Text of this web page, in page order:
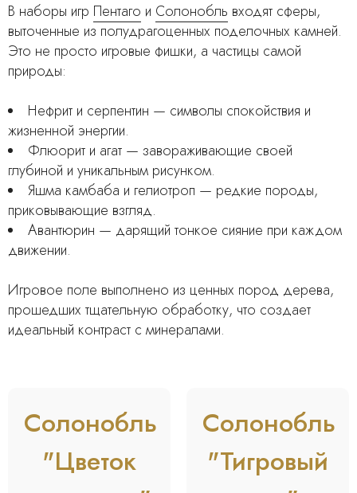
В наборы игр Пентаго и Солонобль входят сферы,
выточенные из полудрагоценных поделочных камней.
Это не просто игровые фишки, а частицы самой
природы:
Нефрит и серпентин — символы спокойствия и
жизненной энергии.
Флюорит и агат — завораживающие своей
глубиной и уникальным рисунком.
Яшма камбаба и гелиотроп — редкие породы,
приковывающие взгляд.
Авантюрин — дарящий тонкое сияние при каждом
движении.
Игровое поле выполнено из ценных пород дерева,
прошедших тщательную обработку, что создает
идеальный контраст с минералами.
Солонобль
"Цветок
Солонобль
"Тигровый